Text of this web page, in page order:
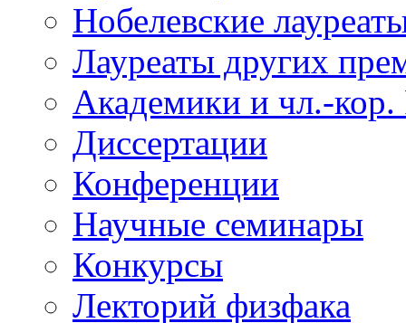
Нобелевские
Лауреаты других
Академики и чл.-
Диссертации
Конференции
Научные семинары
Конкурсы
Лекторий физфака